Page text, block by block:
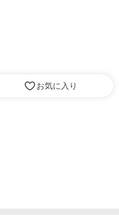
お気に入り